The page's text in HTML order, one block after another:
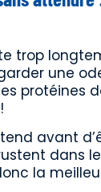
trop
une
protéines
avant
dans
la